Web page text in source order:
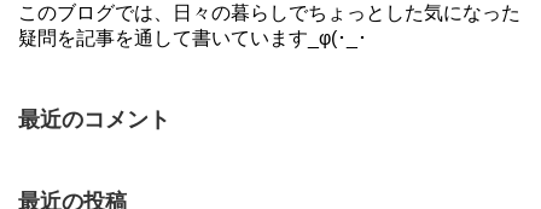
このブログでは、日々の暮らしでちょっとした気になった
疑問を記事を通して書いています_φ(･_･
最近のコメント
最近の投稿